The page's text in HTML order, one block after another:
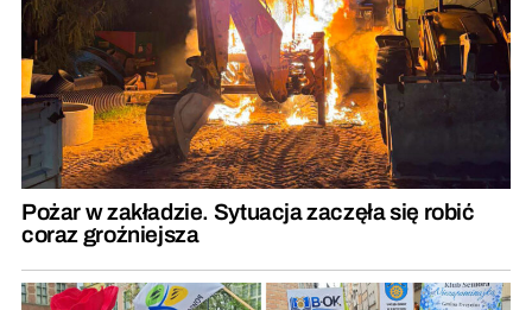
Pożar w zakładzie. Sytuacja zaczęła się robić
coraz groźniejsza